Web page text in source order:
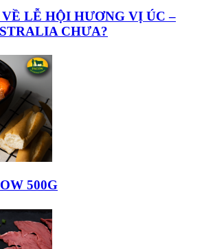
LỄ HỘI HƯƠNG VỊ ÚC –
CHƯA?
500G